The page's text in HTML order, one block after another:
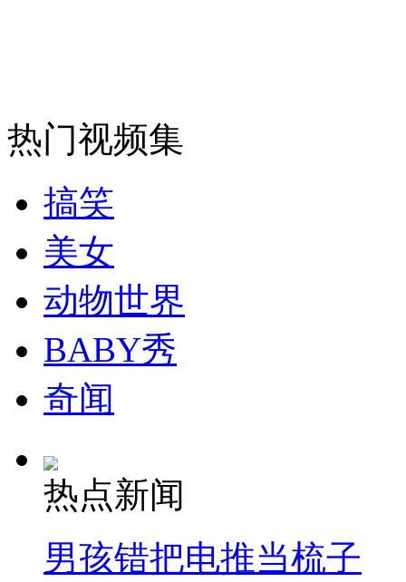
外交部：有关国家言论片面不公正
安徽一实载49人客车翻车
消防员救轻生者
纽约上演“枕头大战”
司机酒驾遇交警 急速倒车逃窜
热门视频集
搞笑
美女
动物世界
BABY秀
奇闻
热点新闻
男孩错把电推当梳子